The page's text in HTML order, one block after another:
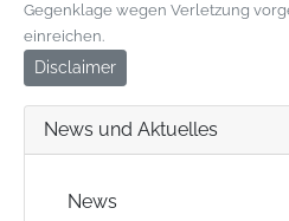
Gegenklage wegen Verletzung
einreichen.
Disclaimer
News und Aktuelles
News